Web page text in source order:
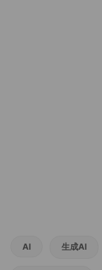
AI 生成AI